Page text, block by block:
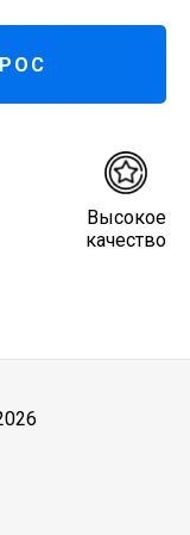
Высокое
качество